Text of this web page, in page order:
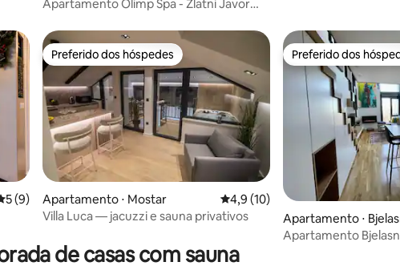
Apartamento Olimp Spa - Zlatni Javor
de uma avaliação média de 5, 9 avaliações
5 (9)
Preferido dos hóspedes
Preferido dos hóspedes
Apartamento ⋅ Mostar 4,9 de uma avaliação média de
4,9 (10)
Villa Luca — jacuzzi e sauna privativos
Preferido dos
Preferido dos
Apartamento ⋅
vo Canton
Apartamento
de casas com sauna